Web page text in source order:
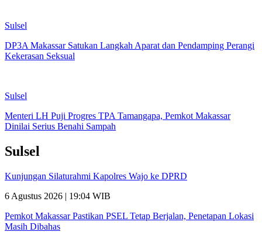
Sulsel
DP3A Makassar Satukan Langkah Aparat dan Pendamping Perangi
Kekerasan Seksual
Sulsel
Menteri LH Puji Progres TPA Tamangapa, Pemkot Makassar
Dinilai Serius Benahi Sampah
Sulsel
Kunjungan Silaturahmi Kapolres Wajo ke DPRD
6 Agustus 2026 | 19:04 WIB
Pemkot Makassar Pastikan PSEL Tetap Berjalan, Penetapan Lokasi
Masih Dibahas